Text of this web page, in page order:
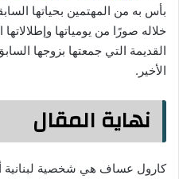
بأس به من المهتمين بحياتها
خلاله صورًا من يومياتها
القديمة التي جمعتها بزوجها
الأخير.
نهاية المقال
كارول عساف هي شخصية لبنانية